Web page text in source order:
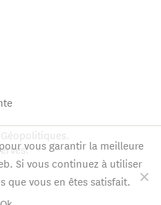
vous garantir la meilleure
Si vous continuez à utiliser
que vous en êtes satisfait.